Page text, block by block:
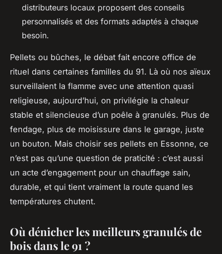
distributeurs locaux proposent des conseils
personnalisés et des formats adaptés à chaque
besoin.
Pellets ou bûches, le débat fait encore office de
rituel dans certaines familles du 91. Là où nos aïeux
surveillaient la flamme avec une attention quasi
religieuse, aujourd’hui, on privilégie la chaleur
stable et silencieuse d’un poêle à granulés. Plus de
fendage, plus de moisissure dans le garage, juste
un bouton. Mais choisir ses pellets en Essonne, ce
n’est pas qu’une question de praticité : c’est aussi
un acte d’engagement pour un chauffage sain,
durable, et qui tient vraiment la route quand les
températures chutent.
Où dénicher les meilleurs granulés de
bois dans le 91 ?